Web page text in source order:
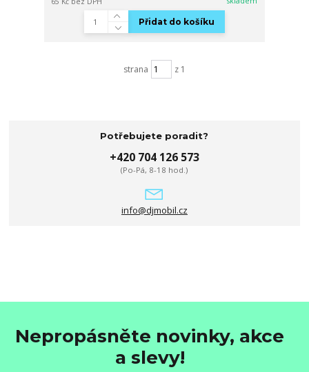
Přidat do košíku
strana z 1
Potřebujete poradit?
+420 704 126 573
(Po-Pá, 8-18 hod.)
info@djmobil.cz
Nepropásněte novinky, akce
a slevy!